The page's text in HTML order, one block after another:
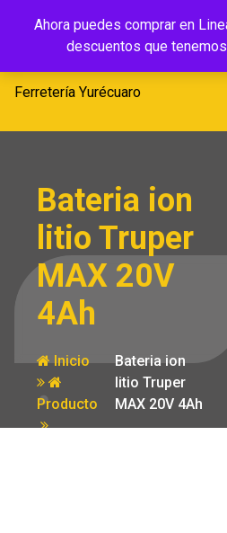
Ahora puedes comprar en
descuentos que
Ferretería
Yurécuaro
Ferretería Yurécuaro
Bateria ion
litio Truper
MAX 20V
4Ah
Inicio
Producto
Bateria ion
litio Truper
MAX 20V 4Ah